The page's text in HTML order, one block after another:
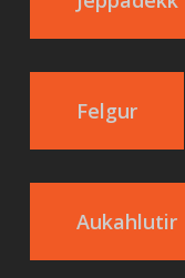
Felgur
Aukahlutir